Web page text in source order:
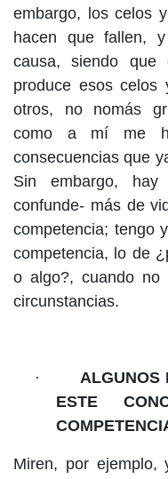
embargo, los celos
hacen que fallen,
causa, siendo
produce esos
otros, no nomás
como a mí me
consecuencias que
Sin embargo,
confunde- más de
competencia; tengo
competencia, lo de
o algo?, cuando no
circunstancias.
·
ALGUNOS
ESTE
Miren, por